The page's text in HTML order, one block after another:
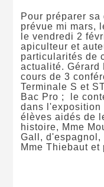
Pour préparer
prévue mi mars,
le vendredi 2
apiculteur et
particularités de
actualité. Gérard
cours de 3
Terminale S et
Bac Pro ; le
dans l'exposition
élèves aidés de
histoire, Mme
Gall, d'espagnol,
Mme Thiebaut